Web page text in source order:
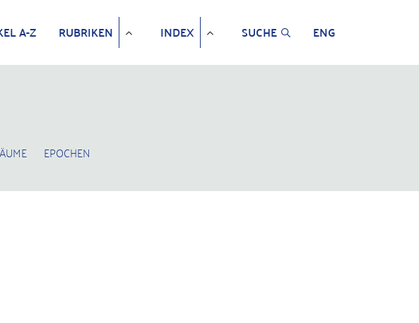
A-Z RUBRIKEN INDEX SUCHE ENG
EPOCHEN